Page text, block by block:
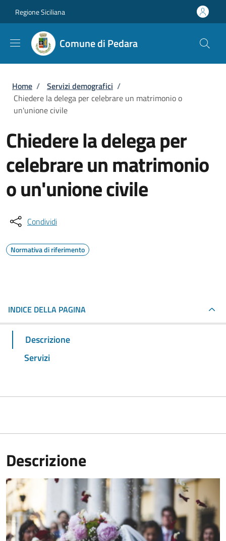
Regione Siciliana
Comune di Pedara
Briciole di pane
Home / Servizi demografici /
Chiedere la delega per celebrare un matrimonio o
un'unione civile
Chiedere la delega per
celebrare un matrimonio
o un'unione civile
Condividi
Normativa di riferimento
INDICE DELLA PAGINA
Descrizione
Servizi
Descrizione